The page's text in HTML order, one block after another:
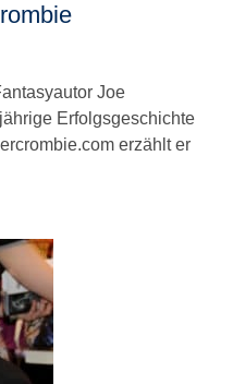
Joe
Erfolgsgeschichte
erzählt er